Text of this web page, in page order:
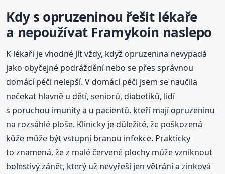
Kdy s opruzeninou řešit lékaře
a nepoužívat Framykoin naslepo
K lékaři je vhodné jít vždy, když opruzenina nevypadá
jako obyčejné podráždění nebo se přes správnou
domácí péči nelepší. V domácí péči jsem se naučila
nečekat hlavně u dětí, seniorů, diabetiků, lidí
s poruchou imunity a u pacientů, kteří mají opruzeninu
na rozsáhlé ploše. Klinicky je důležité, že poškozená
kůže může být vstupní branou infekce. Prakticky
to znamená, že z malé červené plochy může vzniknout
bolestivý zánět, který už nevyřeší jen větrání a zinková